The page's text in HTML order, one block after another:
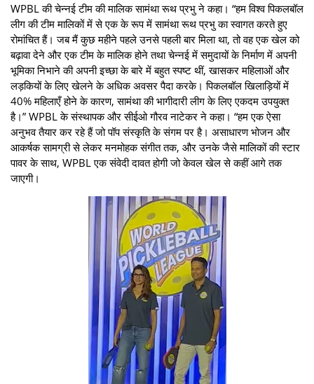
WPBL की चेन्नई टीम की मालिक सामंथा रूथ प्रभु ने कहा। “हम विश्व पिकलबॉल
लीग की टीम मालिकों में से एक के रूप में सामंथा रूथ प्रभु का स्वागत करते हुए
रोमांचित हैं। जब मैं कुछ महीने पहले उनसे पहली बार मिला था, तो वह एक खेल को
बढ़ावा देने और एक टीम के मालिक होने तथा चेन्नई में समुदायों के निर्माण में अपनी
भूमिका निभाने की अपनी इच्छा के बारे में बहुत स्पष्ट थीं, खासकर महिलाओं और
लड़कियों के लिए खेलने के अधिक अवसर पैदा करके। पिकलबॉल खिलाड़ियों में
40% महिलाएँ होने के कारण, सामंथा की भागीदारी लीग के लिए एकदम उपयुक्त
है।” WPBL के संस्थापक और सीईओ गौरव नाटेकर ने कहा। “हम एक ऐसा
अनुभव तैयार कर रहे हैं जो पॉप संस्कृति के संगम पर है। असाधारण भोजन और
आकर्षक सामग्री से लेकर मनमोहक संगीत तक, और उनके जैसे मालिकों की स्टार
पावर के साथ, WPBL एक संवेदी दावत होगी जो केवल खेल से कहीं आगे तक
जाएगी।